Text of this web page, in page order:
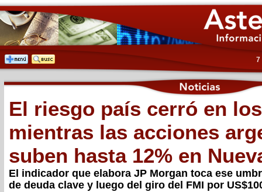
7
El riesgo país cerró en
mientras las acciones
suben hasta 12% en
El indicador que elabora JP Morgan toca ese
de deuda clave y luego del giro del FMI por